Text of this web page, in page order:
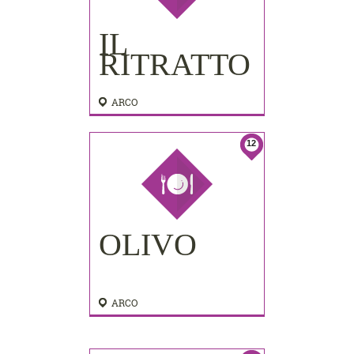
IL
RITRATTO
ARCO
12
OLIVO
ARCO